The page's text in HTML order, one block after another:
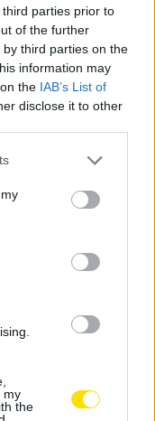
parties prior to
of the further
third parties on the
information may
the IAB’s List of
disclose it to other
my
the